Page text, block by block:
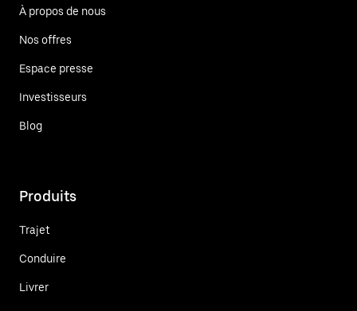
À propos de nous
Nos offres
Espace presse
Investisseurs
Blog
Produits
Trajet
Conduire
Livrer